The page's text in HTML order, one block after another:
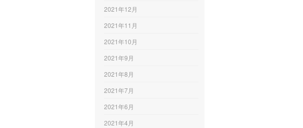
2021年12月
2021年11月
2021年10月
2021年9月
2021年8月
2021年7月
2021年6月
2021年4月